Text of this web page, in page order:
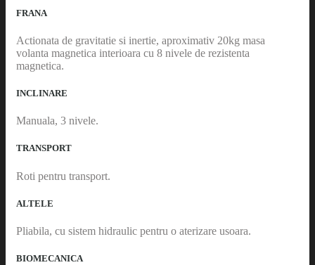
FRANA
Actionata de gravitatie si inertie, aproximativ 20kg masa
volanta magnetica interioara cu 8 nivele de rezistenta
magnetica.
INCLINARE
Manuala, 3 nivele.
TRANSPORT
Roti pentru transport.
ALTELE
Pliabila, cu sistem hidraulic pentru o aterizare usoara.
BIOMECANICA